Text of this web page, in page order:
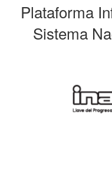
Plataforma
Sistema